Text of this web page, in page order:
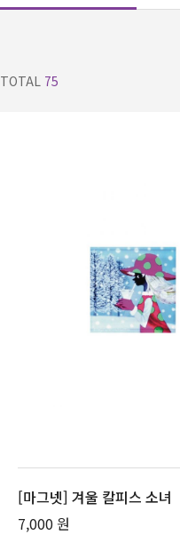
TOTAL 75
[마그넷] 겨울 칼피스 소녀
7,000 원